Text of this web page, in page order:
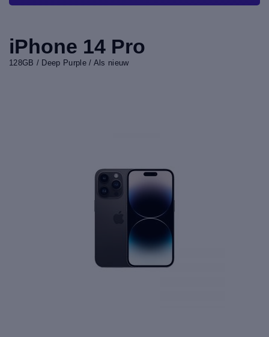
iPhone 14 Pro
128GB / Deep Purple / Als nieuw